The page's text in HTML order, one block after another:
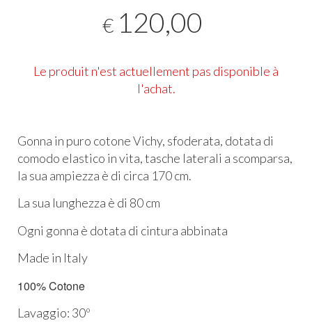
€ 120,00
Le produit n'est actuellement pas disponible à
l'achat.
Gonna in puro cotone Vichy, sfoderata, dotata di
comodo elastico in vita, tasche laterali a scomparsa,
la sua ampiezza è di circa 170 cm.
La sua lunghezza è di 80 cm
Ogni gonna è dotata di cintura abbinata
Made in Italy
100% Cotone
Lavaggio: 30º